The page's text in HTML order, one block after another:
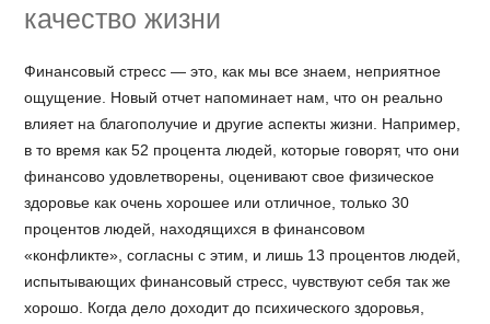
качество жизни
Финансовый стресс — это, как мы все знаем, неприятное
ощущение. Новый отчет напоминает нам, что он реально
влияет на благополучие и другие аспекты жизни. Например,
в то время как 52 процента людей, которые говорят, что они
финансово удовлетворены, оценивают свое физическое
здоровье как очень хорошее или отличное, только 30
процентов людей, находящихся в финансовом
«конфликте», согласны с этим, и лишь 13 процентов людей,
испытывающих финансовый стресс, чувствуют себя так же
хорошо. Когда дело доходит до психического здоровья,